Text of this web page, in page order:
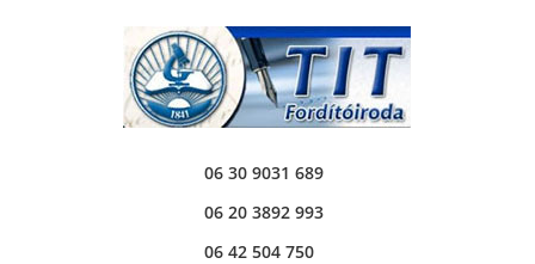
06 30 9031 689
06 20 3892 993
06 42 504 750